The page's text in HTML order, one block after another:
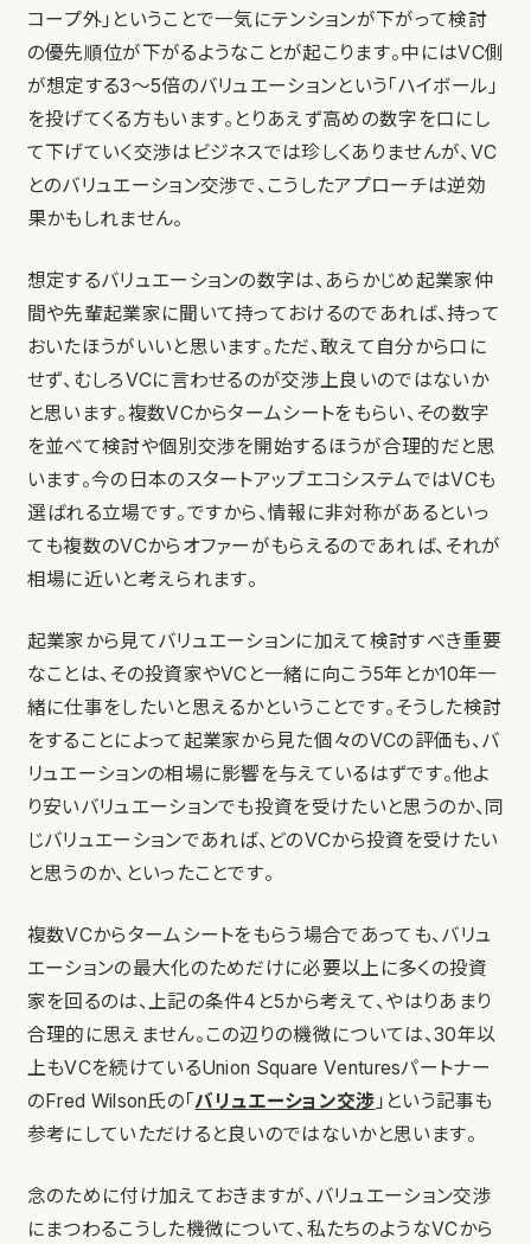
コープ外」ということで一気にテンションが下がって検討
の優先順位が下がるようなことが起こります。中にはVC側
が想定する3〜5倍のバリュエーションという「ハイボール」
を投げてくる方もいます。とりあえず高めの数字を口にし
て下げていく交渉はビジネスでは珍しくありませんが、VC
とのバリュエーション交渉で、こうしたアプローチは逆効
果かもしれません。
想定するバリュエーションの数字は、あらかじめ起業家仲
間や先輩起業家に聞いて持っておけるのであれば、持って
おいたほうがいいと思います。ただ、敢えて自分から口に
せず、むしろVCに言わせるのが交渉上良いのではないか
と思います。複数VCからタームシートをもらい、その数字
を並べて検討や個別交渉を開始するほうが合理的だと思
います。今の日本のスタートアップエコシステムではVCも
選ばれる立場です。ですから、情報に非対称があるといっ
ても複数のVCからオファーがもらえるのであれば、それが
相場に近いと考えられます。
起業家から見てバリュエーションに加えて検討すべき重要
なことは、その投資家やVCと一緒に向こう5年とか10年一
緒に仕事をしたいと思えるかということです。そうした検討
をすることによって起業家から見た個々のVCの評価も、バ
リュエーションの相場に影響を与えているはずです。他よ
り安いバリュエーションでも投資を受けたいと思うのか、同
じバリュエーションであれば、どのVCから投資を受けたい
と思うのか、といったことです。
複数VCからタームシートをもらう場合であっても、バリュ
エーションの最大化のためだけに必要以上に多くの投資
家を回るのは、上記の条件4と5から考えて、やはりあまり
合理的に思えません。この辺りの機微については、30年以
上もVCを続けているUnion Square Venturesパートナー
のFred Wilson氏の「バリュエーション交渉 」という記事も
参考にしていただけると良いのではないかと思います。
念のために付け加えておきますが、バリュエーション交渉
にまつわるこうした機微について、私たちのようなVCから